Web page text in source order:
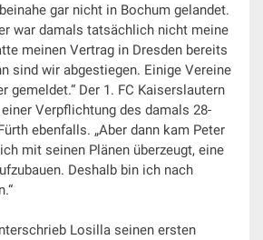
gar nicht in Bochum gelandet.
war damals tatsächlich nicht meine
meinen Vertrag in Dresden bereits
sind wir abgestiegen. Einige Vereine
gemeldet.“ Der 1. FC Kaiserslautern
Verpflichtung des damals 28-
ebenfalls. „Aber dann kam Peter
mit seinen Plänen überzeugt, eine
Deshalb bin ich nach
Losilla seinen ersten